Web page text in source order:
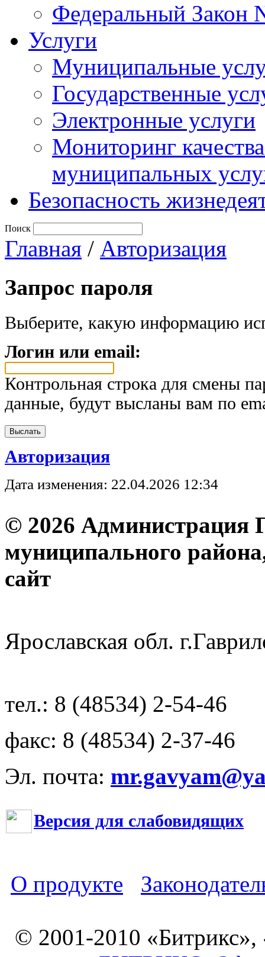
Федеральный Закон
Услуги
Муниципальные
Государственные
Электронные услуги
Мониторинг
муниципальных
Безопасность
Поиск
Главная / Авторизация
Запрос пароля
Выберите, какую информацию
Логин или email:
Контрольная строка для смены
данные, будут высланы вам по
Авторизация
Дата изменения: 22.04.2026 12:34
© 2026 Администрация
муниципального
Ярославская обл.
тел.: 8 (48534) 2-54-46
факс: 8 (48534) 2-37-46
Эл. почта:
Версия для слабовидящих
О продукте
© 2001-2010 «Битрикс»,